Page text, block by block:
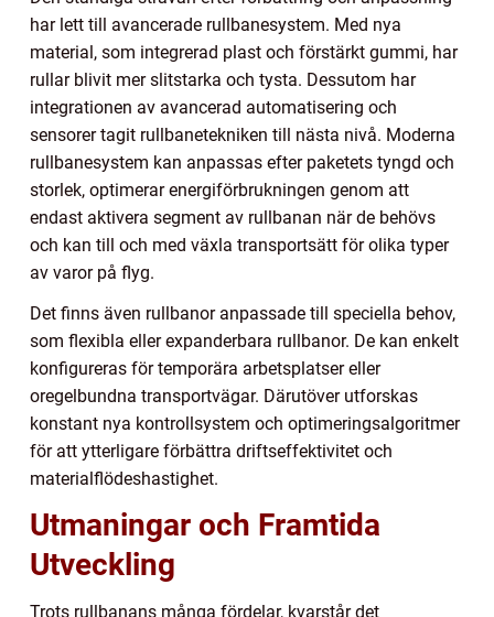
har lett till avancerade rullbanesystem. Med nya
material, som integrerad plast och förstärkt gummi, har
rullar blivit mer slitstarka och tysta. Dessutom har
integrationen av avancerad automatisering och
sensorer tagit rullbanetekniken till nästa nivå. Moderna
rullbanesystem kan anpassas efter paketets tyngd och
storlek, optimerar energiförbrukningen genom att
endast aktivera segment av rullbanan när de behövs
och kan till och med växla transportsätt för olika typer
av varor på flyg.
Det finns även rullbanor anpassade till speciella behov,
som flexibla eller expanderbara rullbanor. De kan enkelt
konfigureras för temporära arbetsplatser eller
oregelbundna transportvägar. Därutöver utforskas
konstant nya kontrollsystem och optimeringsalgoritmer
för att ytterligare förbättra driftseffektivitet och
materialflödeshastighet.
Utmaningar och Framtida
Utveckling
Trots rullbanans många fördelar, kvarstår det